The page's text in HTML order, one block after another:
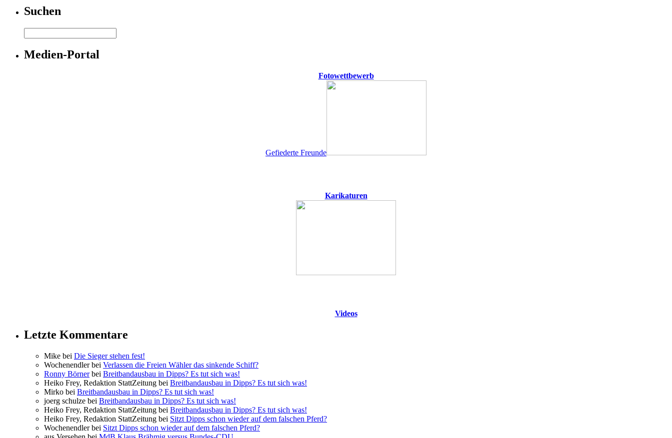
Suchen
Medien-Portal
Fotowettbewerb
Gefiederte Freunde
Karikaturen
Videos
Letzte Kommentare
Mike bei Die Sieger stehen fest!
Wochenendler bei Verlassen die Freien Wähler das sinkende Schiff?
Ronny Börnerbei Breitbandausbau in Dipps? Es tut sich was!
Heiko Frey, Redaktion StattZeitung bei Breitbandausbau in Dipps? Es tut sich was!
Mirko bei Breitbandausbau in Dipps? Es tut sich was!
joerg schulze bei Breitbandausbau in Dipps? Es tut sich was!
Heiko Frey, Redaktion StattZeitung bei Breitbandausbau in Dipps? Es tut sich was!
Heiko Frey, Redaktion StattZeitung bei Sitzt Dipps schon wieder auf dem falschen Pferd?
Wochenendler bei Sitzt Dipps schon wieder auf dem falschen Pferd?